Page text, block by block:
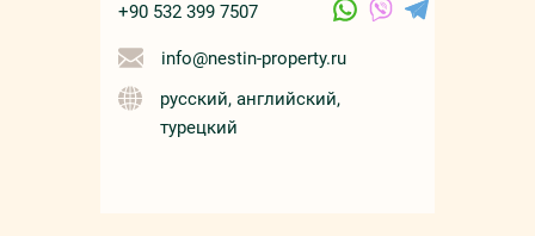
+90 532 399 7507
info@nestin-property.ru
русский, английский,
турецкий